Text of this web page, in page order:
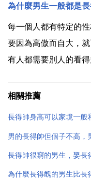
是需要一段時候 去釋
的話那又拿什麼去好
很難...
每一個人都有特定的
要因為高傲而自大，
有人都需要別人的看
格高冷，但是內心很
相關推薦
為什麼長得醜的男生比長